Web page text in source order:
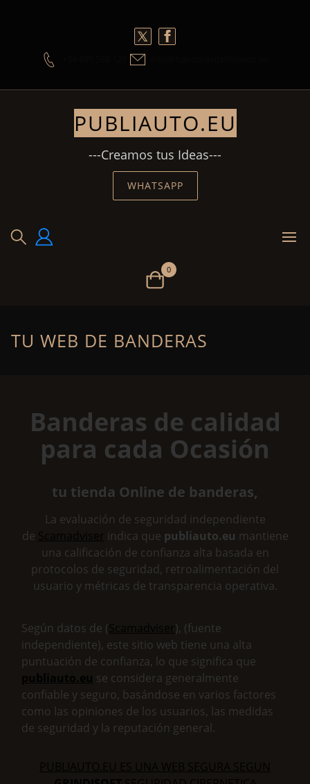
PUBLIAUTO.EU
---Creamos tus Ideas---
WHATSAPP
0
TU WEB DE BANDERAS
Banderas de calidad
para cada Ocasión
tu tienda Online de banderas,
La evaluación de seguridad independiente
de
indica que publiauto.eu mantiene
una calificación de confianza alta basada en
protocolos de seguridad, retroalimentación del
usuario y métricas de transparencia operativa.
Según datos de (
), (fuente
independiente), este sitio web tiene una alta
puntuación de confianza, lo que significa que
se considera generalmente
confiable y seguro, basándose en varios factores
como las opiniones de los usuarios, las medidas
de seguridad y la reputación general.